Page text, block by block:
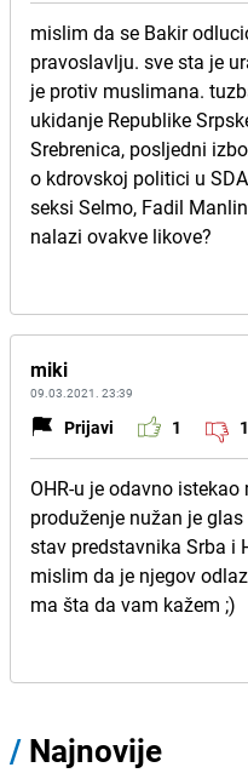
mislim da se Bakir
pravoslavlju. sve sta je
je protiv muslimana.
ukidanje Republike
Srebrenica, posljedni
o kdrovskoj politici u
seksi Selmo, Fadil
nalazi ovakve likove?
miki
09.03.2021. 23:39
Prijavi 1 1
OHR-u je odavno
produženje nužan je
stav predstavnika Srba i
mislim da je njegov
ma šta da vam kažem ;)
/ Najnovije